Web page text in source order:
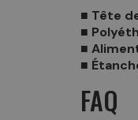
■ Tête
■
■
■
FAQ